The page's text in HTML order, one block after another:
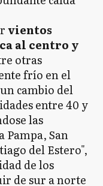
vientos
al centro y
otras
frío en el
cambio del
entre 40 y
las
Pampa, San
del Estero",
de los
de sur a norte